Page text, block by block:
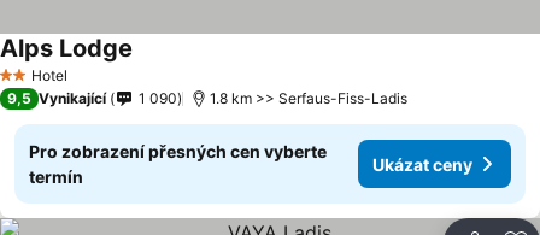
2 Počet hvězdiček
Hotel
Alps Lodge
9,5 Vynikající 1 090 1.8 km >> Serfaus-Fiss-Ladis
Pro zobrazení přesných cen vyberte
termín
Ukázat ceny